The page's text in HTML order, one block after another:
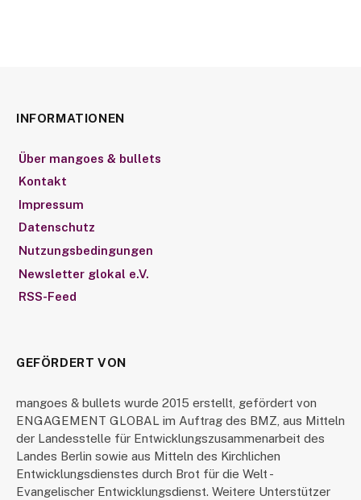
INFORMATIONEN
Über mangoes & bullets
Kontakt
Impressum
Datenschutz
Nutzungsbedingungen
Newsletter glokal e.V.
RSS-Feed
GEFÖRDERT VON
mangoes & bullets wurde 2015 erstellt, gefördert von
ENGAGEMENT GLOBAL im Auftrag des BMZ, aus Mitteln
der Landesstelle für Entwicklungszusammenarbeit des
Landes Berlin sowie aus Mitteln des Kirchlichen
Entwicklungsdienstes durch Brot für die Welt -
Evangelischer Entwicklungsdienst. Weitere Unterstützer